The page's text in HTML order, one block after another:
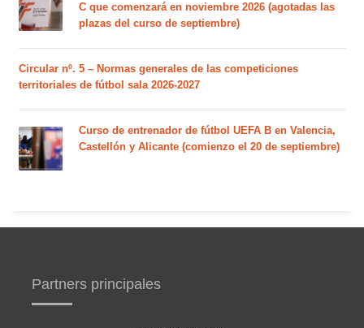
C que comenzará en noviembre 2026 (agotadas las
plazas del curso de septiembre)
Circular nº. 5 – Normas generales de las competiciones
territoriales de fútbol sala 2026-2027
Curso de entrenador de fútbol UEFA B en Valencia,
Castellón y Alicante (comienzo el 20 de septiembre)
Partners principales